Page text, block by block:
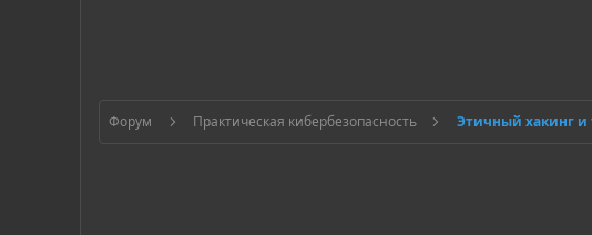
Форум Практическая кибербезопасность